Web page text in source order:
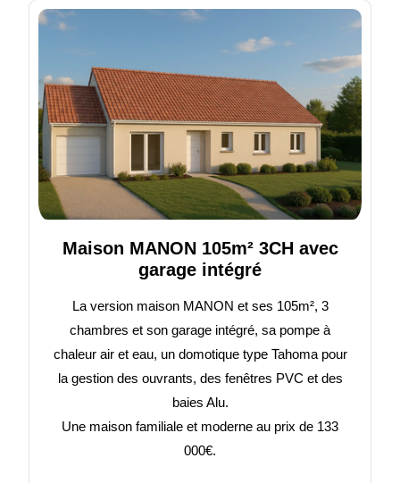
Maison MANON 105m² 3CH avec
garage intégré
La version maison MANON et ses 105m², 3
chambres et son garage intégré, sa pompe à
chaleur air et eau, un domotique type Tahoma pour
la gestion des ouvrants, des fenêtres PVC et des
baies Alu.
Une maison familiale et moderne au prix de 133
000€.